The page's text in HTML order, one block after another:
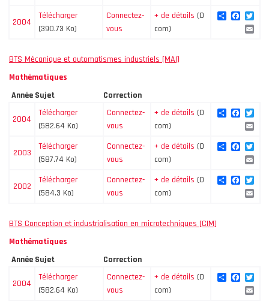
2004
Télécharger
(390.73 Ko)
Connectez-
vous
+ de détails (0
com)
Share
BTS Mécanique et automatismes industriels [MAI]
Mathématiques
Année Sujet Correction
2004
Télécharger
(582.64 Ko)
Connectez-
vous
+ de détails (0
com)
Share
2003
Télécharger
(587.74 Ko)
Connectez-
vous
+ de détails (0
com)
Share
2002
Télécharger
(584.3 Ko)
Connectez-
vous
+ de détails (0
com)
Share
BTS Conception et industrialisation en microtechniques [CIM]
Mathématiques
Année Sujet Correction
2004
Télécharger
(582.64 Ko)
Connectez-
vous
+ de détails (0
com)
Share